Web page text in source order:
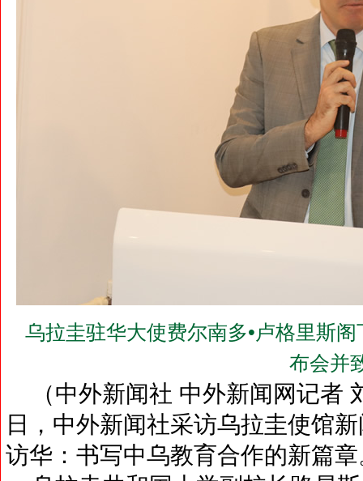
乌拉圭驻华大使费尔南多•卢格里斯
布会并
（中外新闻社 中外新闻网记者
日，中外新闻社采访乌拉圭使馆
访华：书写中乌教育合作的新篇